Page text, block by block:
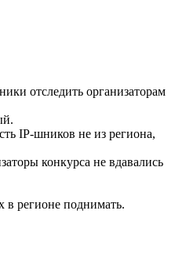
отследить организаторам
IP-шников не из региона,
конкурса не вдавались
в регионе поднимать.